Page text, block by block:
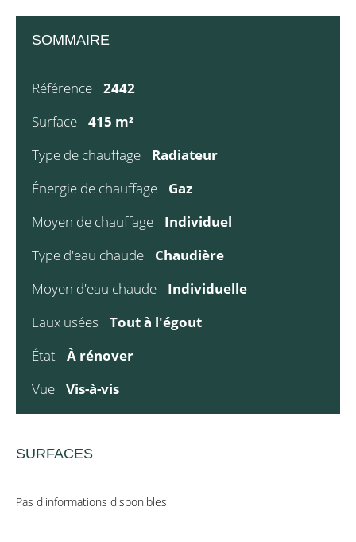
SOMMAIRE
Référence
2442
Surface
415 m²
Type de chauffage
Radiateur
Énergie de chauffage
Gaz
Moyen de chauffage
Individuel
Type d'eau chaude
Chaudière
Moyen d'eau chaude
Individuelle
Eaux usées
Tout à l'égout
État
À rénover
Vue
Vis-à-vis
SURFACES
Pas d'informations disponibles